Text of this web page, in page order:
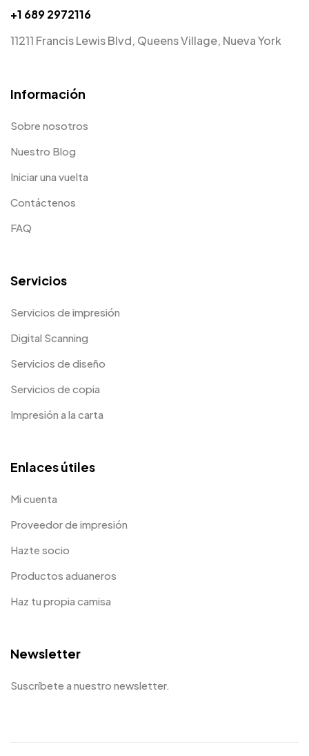
+1 689 2972116
11211 Francis Lewis Blvd, Queens Village, Nueva York
Información
Sobre nosotros
Nuestro Blog
Iniciar una vuelta
Contáctenos
FAQ
Servicios
Servicios de impresión
Digital Scanning
Servicios de diseño
Servicios de copia
Impresión a la carta
Enlaces útiles
Mi cuenta
Proveedor de impresión
Hazte socio
Productos aduaneros
Haz tu propia camisa
Newsletter
Suscríbete a nuestro newsletter.